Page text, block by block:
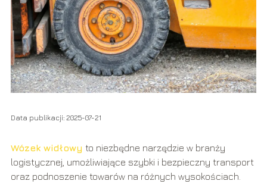
Data publikacji: 2025-07-21
Wózek widłowy to niezbędne narzędzie w branży
logistycznej, umożliwiające szybki i bezpieczny transport
oraz podnoszenie towarów na różnych wysokościach.